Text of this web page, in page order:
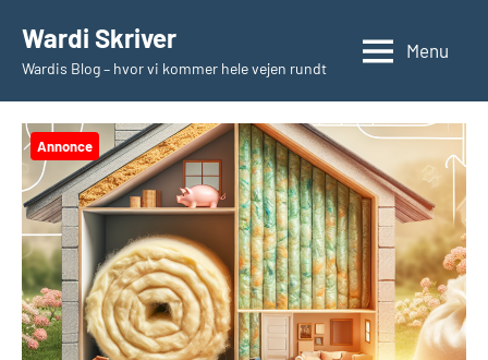
indhold
Wardi Skriver
Wardis Blog – hvor vi kommer hele vejen rundt
Menu
Annonce